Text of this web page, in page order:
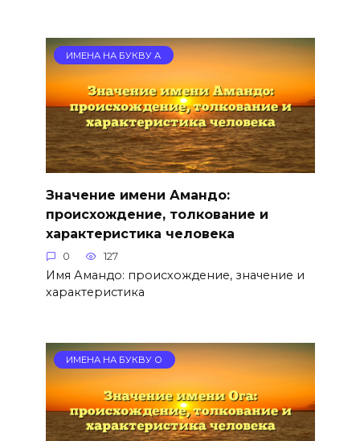
ИМЕНА НА БУКВУ А
Значение имени Амандо:
происхождение, толкование и
характеристика человека
0 127
Имя Амандо: происхождение, значение и
характеристика
ИМЕНА НА БУКВУ О